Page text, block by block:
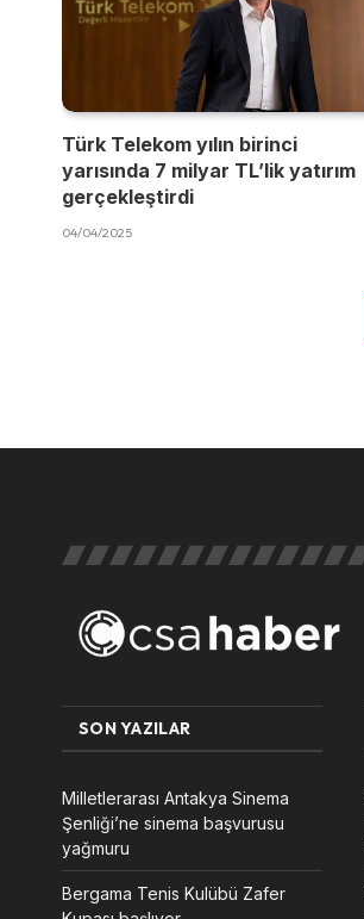
Türk Telekom yılın birinci
yarısında 7 milyar TL’lik yatırım
gerçekleştirdi
04/04/2025
SON YAZILAR
Milletlerarası Antakya Sinema
Şenliği’ne sinema başvurusu
yağmuru
Bergama Tenis Kulübü Zafer